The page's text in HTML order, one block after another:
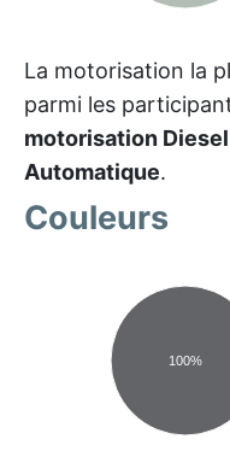
La motorisation la
parmi les
motorisation
Automatique.
Couleurs
100%